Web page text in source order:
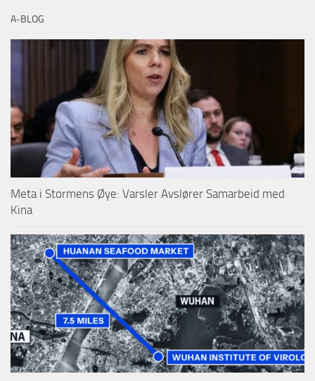
A-BLOG
Meta i Stormens Øye: Varsler Avslører Samarbeid med
Kina